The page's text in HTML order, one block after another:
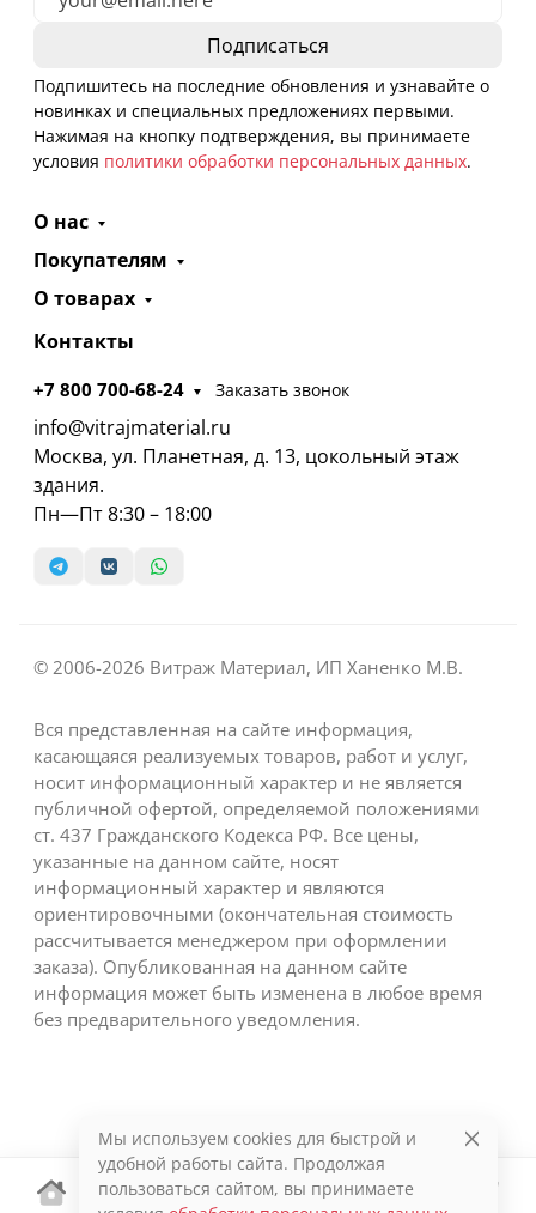
Подпишитесь на последние обновления и узнавайте о
новинках и специальных предложениях первыми.
Нажимая на кнопку подтверждения, вы принимаете
условия политики обработки персональных данных.
О нас
Покупателям
О товарах
Контакты
+7 800 700-68-24 Заказать звонок
info@vitrajmaterial.ru
Москва, ул. Планетная, д. 13, цокольный этаж
здания.
Пн—Пт 8:30 – 18:00
© 2006-2026 Витраж Материал, ИП Ханенко М.В.
Вся представленная на сайте информация,
касающаяся реализуемых товаров, работ и услуг,
носит информационный характер и не является
публичной офертой, определяемой положениями
ст. 437 Гражданского Кодекса РФ. Все цены,
указанные на данном сайте, носят
информационный характер и являются
ориентировочными (окончательная стоимость
рассчитывается менеджером при оформлении
заказа). Опубликованная на данном сайте
информация может быть изменена в любое время
без предварительного уведомления.
Мы используем cookies для быстрой и
удобной работы сайта. Продолжая
пользоваться сайтом, вы принимаете